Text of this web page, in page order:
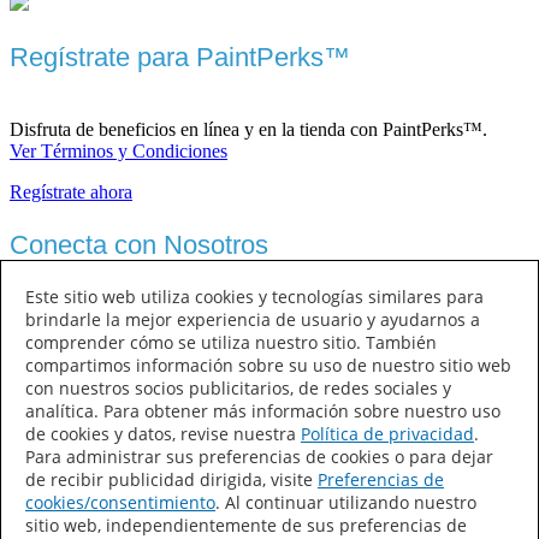
Regístrate para PaintPerks™
Disfruta de beneficios en línea y en la tienda con PaintPerks™.
Ver Términos y Condiciones
Regístrate ahora
Conecta con Nosotros
Sherwin-Williams
Contáctanos
Este sitio web utiliza cookies y tecnologías similares para
brindarle la mejor experiencia de usuario y ayudarnos a
comprender cómo se utiliza nuestro sitio. También
compartimos información sobre su uso de nuestro sitio web
con nuestros socios publicitarios, de redes sociales y
analítica. Para obtener más información sobre nuestro uso
de cookies y datos, revise nuestra Política de privacidad.
Para administrar sus preferencias de cookies o para dejar
de recibir publicidad dirigida, visite Preferencias de
cookies/consentimiento. Al continuar utilizando nuestro
sitio web, independientemente de sus preferencias de